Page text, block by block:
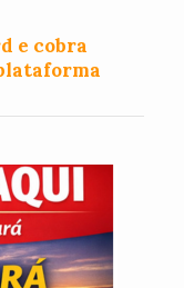
e cobra